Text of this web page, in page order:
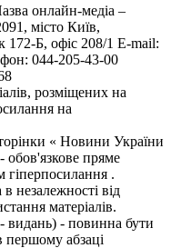
онлайн-медіа –
місто Київ,
Б, офіс 208/1 E-mail:
044-205-43-00
розміщених на
на
« Новини України
обов'язкове пряме
гіперпосилання .
незалежності від
матеріалів.
видань) - повинна бути
першому абзаці